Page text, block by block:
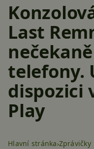
Last
telefony.
dispozici
Play
Hlavní stránka Zprávičky